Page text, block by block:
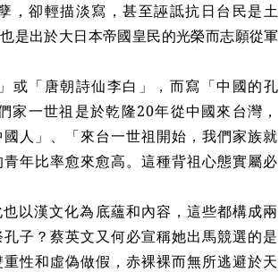
，卻輕描淡寫，甚至誣詆抗日台民是土
是出於大日本帝國皇民的光榮而志願從軍
或「唐朝詩仙李白」，而寫「中國的孔
一世祖是於乾隆20年從中國來台灣，
人」、「來台一世祖開始，我們家族就
年比率愈來愈高。這種背祖心態實屬必
以漢文化為底蘊和內容，這些都構成兩
子？蔡英文又何必宣稱她出馬競選的是
性和虛偽做假，赤裸裸而無所逃避於天